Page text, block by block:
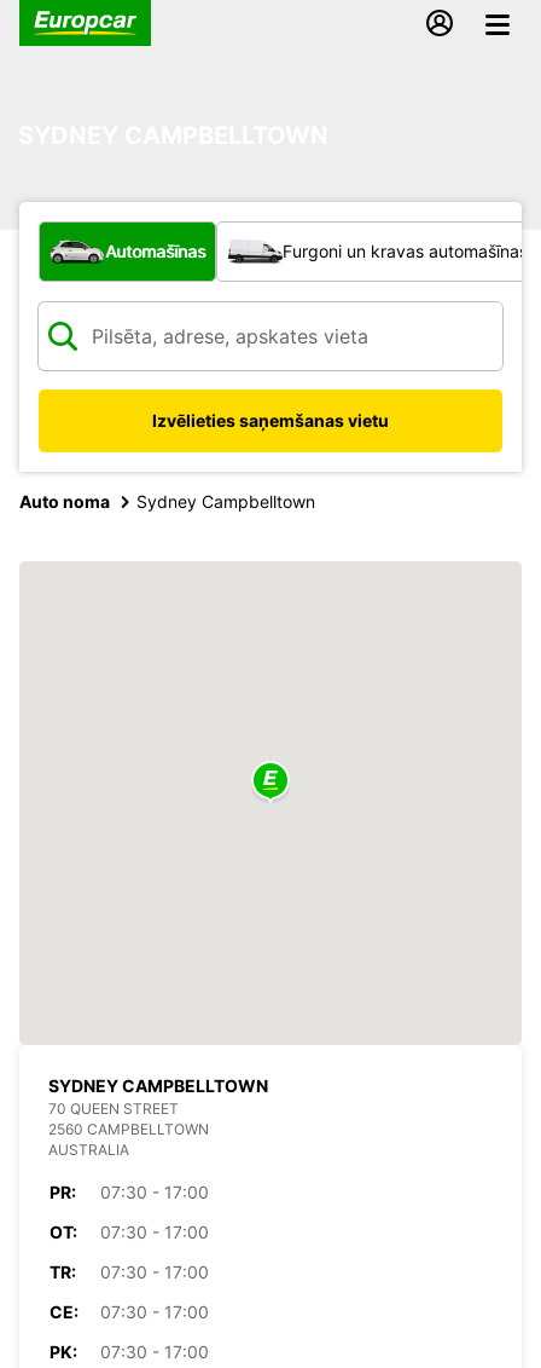
Kāda veida transportlīdzeklis?
Automašīnas Furgoni un kravas automašīnas
Izvēlieties saņemšanas vietu
Auto noma Sydney Campbelltown
SYDNEY CAMPBELLTOWN
70 QUEEN STREET
2560 CAMPBELLTOWN
AUSTRALIA
PR:
07:30 - 17:00
OT:
07:30 - 17:00
TR:
07:30 - 17:00
CE:
07:30 - 17:00
PK:
07:30 - 17:00